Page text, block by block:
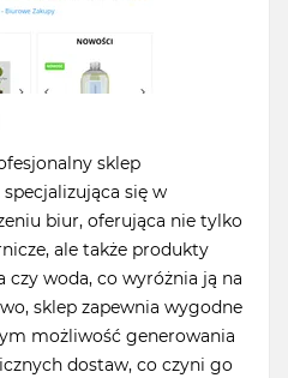
sklep
się w
biur, oferująca nie tylko
ale także produkty
czy woda, co wyróżnia ją na
sklep zapewnia wygodne
możliwość generowania
dostaw, co czyni go